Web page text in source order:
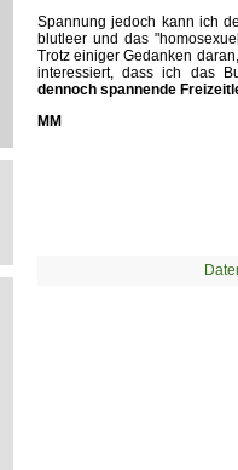
Spannung jedoch kann ich
blutleer und das
Trotz einiger Gedanken
interessiert, dass ich das
dennoch spannende
MM